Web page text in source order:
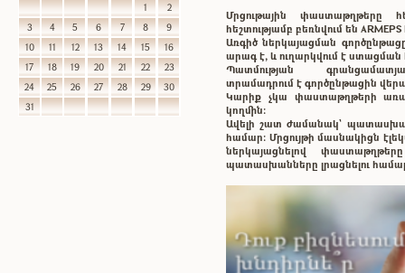
1
2
3
4 5 6 7 8
9
10
11 12 13 14 15
16
17
18 19 20 21 22
23
24
25 26 27 28 29
30
31
Մրցութային փաստաթղթերը
հեշտությամբ բեռնվում են
Առգիծ ներկայացման
արագ է, և ուղարկվում է
Պատմության
տրամադրում է գործընթացին
Կարիք չկա փաստաթղթերի
կողմին:
Ավելի շատ ժամանակ`
համար: Մրցույթի մասնակիցն
ներկայացնելով
պատասխանները լրացնելու